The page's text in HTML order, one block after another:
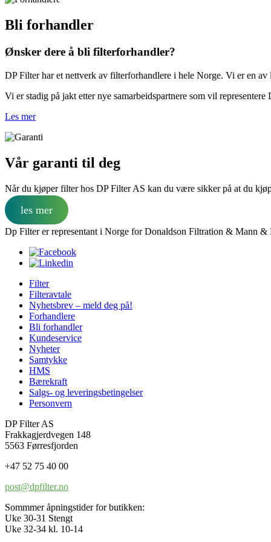
Bli forhandler
Ønsker dere å bli filterforhandler?
DP Filter har et nettverk av filterforhandlere i hele Norge. Vi er en
Vi er stadig på jakt etter nye samarbeidspartnere som vil
Les mer
Vår garanti til deg
Når du kjøper filter hos DP Filter AS kan du være sikker på at du
les mer
Dp Filter er representant i Norge for Donaldson Filtration & Mann
Filter
Filteravtale
Nyhetsbrev – meld deg på!
Forhandlere
Bli forhandler
Kundeservice
Nyheter
Samtykke
HMS
Bærekraft
Salgs- og leveringsbetingelser
Personvern
DP Filter AS
Frakkagjerdvegen 148
5563 Førresfjorden
+47 52 75 40 00
post@dpfilter.no
Sommmer åpningstider for butikken:
Uke 30-31 Stengt
Uke 32-34 kl. 10-14